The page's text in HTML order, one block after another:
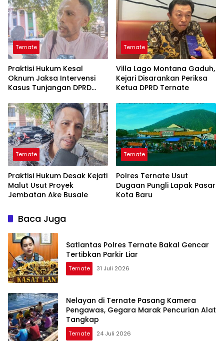
Ternate
Praktisi Hukum Kesal
Oknum Jaksa Intervensi
Kasus Tunjangan DPRD
Ternate
Villa Lago Montana Gaduh,
Kejari Disarankan Periksa
Ketua DPRD Ternate
Ternate
Praktisi Hukum Desak Kejati
Malut Usut Proyek
Jembatan Ake Busale
Ternate
Polres Ternate Usut
Dugaan Pungli Lapak Pasar
Kota Baru
Baca Juga
Satlantas Polres Ternate Bakal Gencar
Tertibkan Parkir Liar
Ternate 31 Juli 2026
Nelayan di Ternate Pasang Kamera
Pengawas, Gegara Marak Pencurian Alat
Tangkap
Ternate 24 Juli 2026